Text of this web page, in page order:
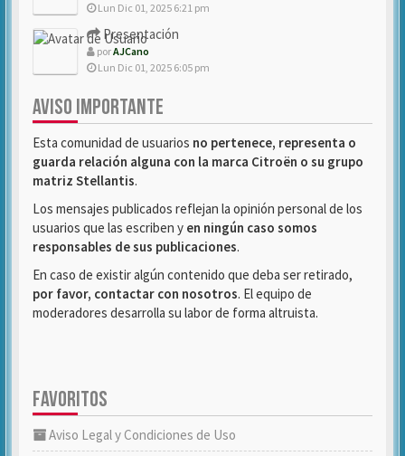
Lun Dic 01, 2025 6:21 pm
Presentación
porAJCano
Lun Dic 01, 2025 6:05 pm
AVISO IMPORTANTE
Esta comunidad de usuarios no pertenece, representa o
guarda relación alguna con la marca Citroën o su grupo
matriz Stellantis.
Los mensajes publicados reflejan la opinión personal de los
usuarios que las escriben y en ningún caso somos
responsables de sus publicaciones.
En caso de existir algún contenido que deba ser retirado,
por favor, contactar con nosotros. El equipo de
moderadores desarrolla su labor de forma altruista.
FAVORITOS
Aviso Legal y Condiciones de Uso